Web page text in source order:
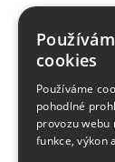
cookies
Používáme
pohodlné
provozu webu
funkce, výkon